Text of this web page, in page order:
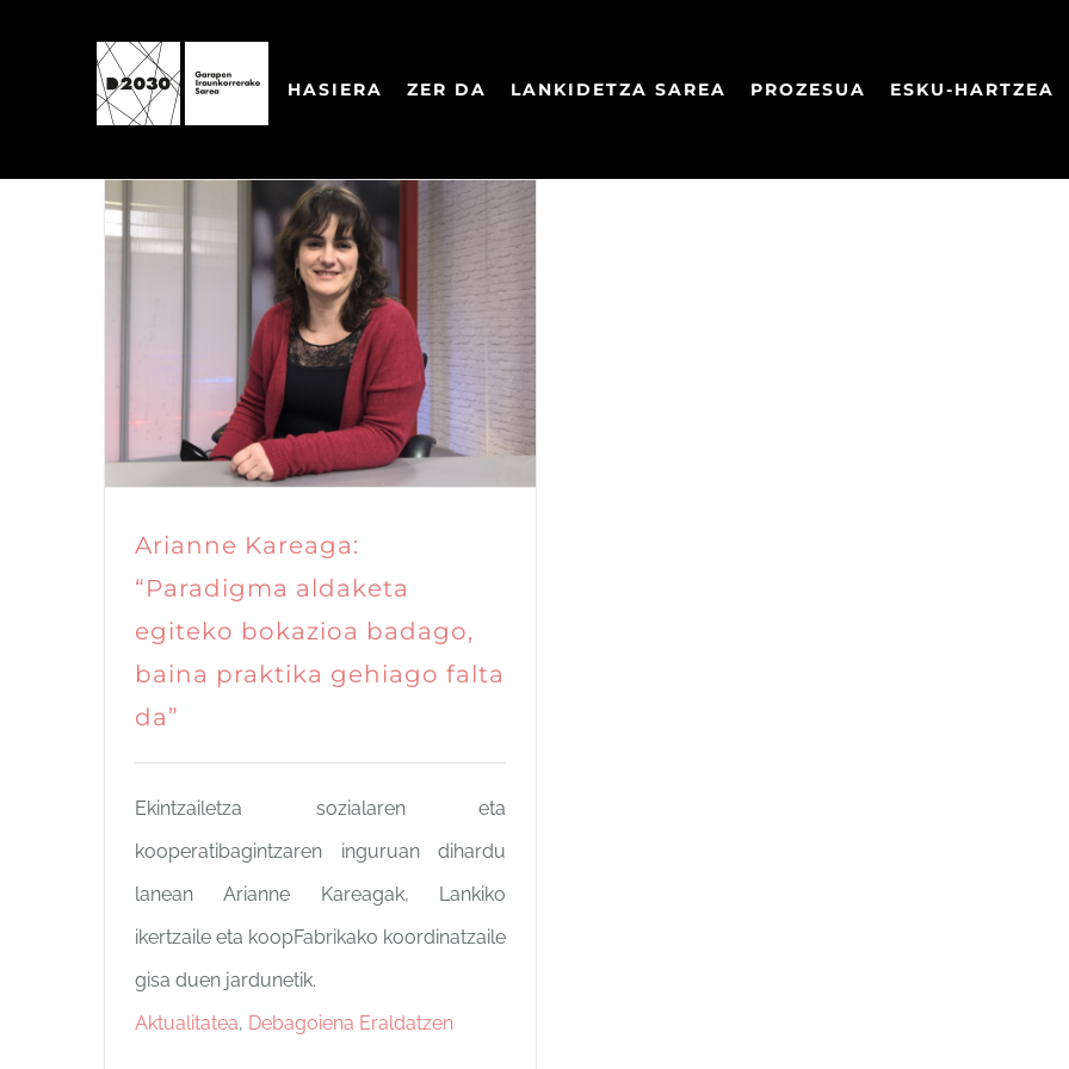
HASIERA ZER DA LANKIDETZA SAREA PROZESUA ESKU-HARTZEA
Arianne Kareaga:
“Paradigma aldaketa
egiteko bokazioa badago,
baina praktika gehiago
Arianne Kareaga:
“Paradigma aldaketa
egiteko bokazioa badago,
baina praktika gehiago falta
da”
Ekintzailetza sozialaren eta
kooperatibagintzaren inguruan dihardu
lanean Arianne Kareagak, Lankiko
ikertzaile eta koopFabrikako koordinatzaile
gisa duen jardunetik.
Aktualitatea, Debagoiena Eraldatzen